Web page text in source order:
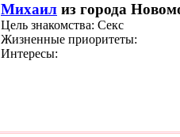
Михаил из города
Цель знакомства: Секс
Жизненные приоритеты:
Интересы: